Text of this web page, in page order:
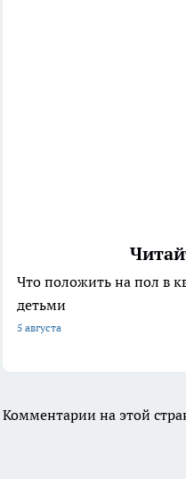
Что положить на пол в
детьми
5 августа
Комментарии на этой